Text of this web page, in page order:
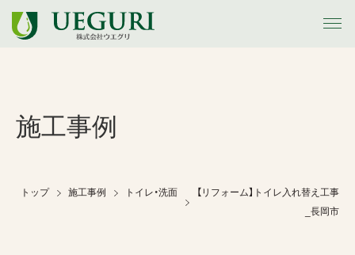
お知らせ
会社案内
施工事例
トップ 施工事例 トイレ・洗面
【リフォーム】トイレ入れ替え工事
_長岡市